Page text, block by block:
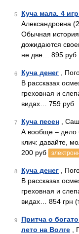
5 Куча мала. 4
Александровна
Обычная
дожидаются
не две… 895 руб
6 Куча денег ,
В рассказах
греховная и
видах… 759 руб
7 Куча песен ,
А вообще – дело
клич: давайте,
200 руб
8 Куча денег ,
В рассказах
греховная и
видах… 854 грн
9
Притча о
лето на Волге ,